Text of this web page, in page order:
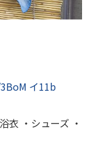
イ11b
・シューズ ・